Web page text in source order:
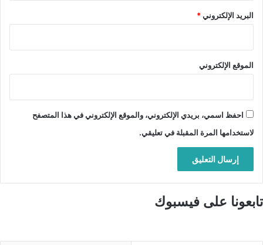
البريد الإلكتروني*
الموقع الإلكتروني
احفظ اسمي، بريدي الإلكتروني، والموقع الإلكتروني في هذا المتصفح
لاستخدامها المرة المقبلة في تعليقي.
تابعونا على فيسبوك